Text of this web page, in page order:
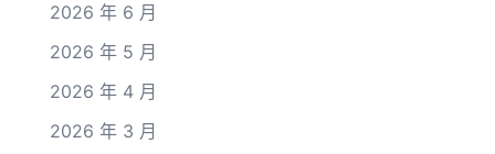
2026 年 6 月
2026 年 5 月
2026 年 4 月
2026 年 3 月